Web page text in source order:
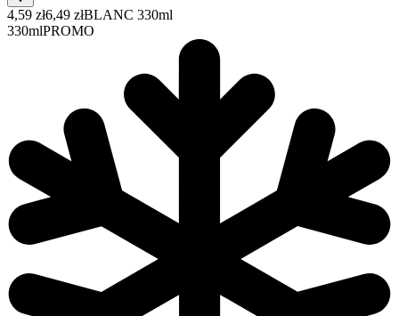
4,59 zł6,49 złBLANC 330ml
330mlPROMO